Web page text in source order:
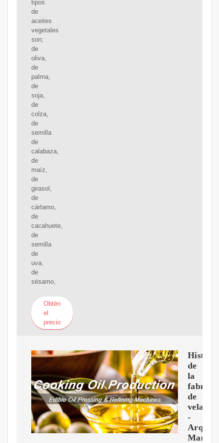
tipos
de
aceites
vegetales
son;
de
oliva,
de
palma,
de
soja,
de
colza,
de
semilla
de
calabaza,
de
maíz,
de
girasol,
de
cártamo,
de
cacahuete,
de
semilla
de
uva,
de
sésamo,
Obtén
el
precio
de
la
de
velas
-